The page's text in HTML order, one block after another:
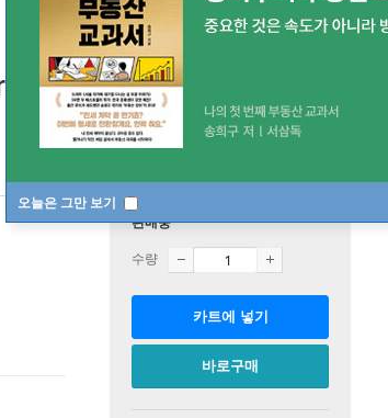
오늘은 그만 보기
[ Paperback ] 바인딩 & 에디션 안내
판매중
수량
카트에 넣기
바로구매